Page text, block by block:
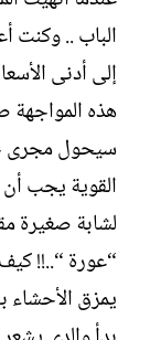
الباب .. وكنت
إلى أدنى
هذه المواجهة
سيحول مجرى
القوية يجب
لشابة صغيرة
“عورة “..!!
يمزق